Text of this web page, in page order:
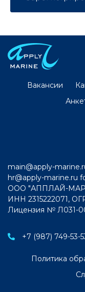
Вакансии
main@apply-
hr@apply-marine.ru
ООО "АППЛАЙ-
ИНН 2315222071,
Лицензия № Л031-
+7 (987) 749-53-
Политика